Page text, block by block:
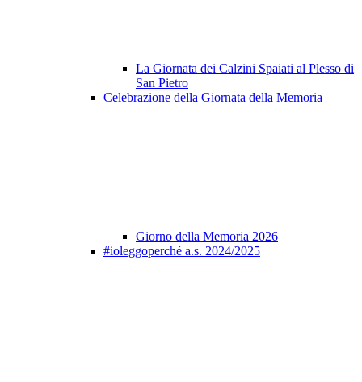
La Giornata dei Calzini Spaiati al Plesso di
San Pietro
Celebrazione della Giornata della Memoria
Giorno della Memoria 2026
#ioleggoperché a.s. 2024/2025